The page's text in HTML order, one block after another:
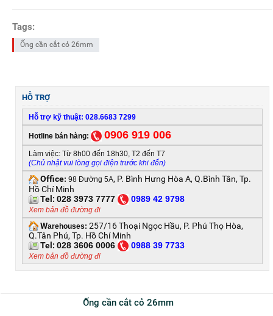
Tags:
Ống cần cắt cỏ 26mm
HỖ TRỢ
Hỗ trợ kỹ thuật: 028.6683 7299
Hotline bán hàng: 0906 919 006
Làm việc: Từ 8h00 đến 18h30, T2 đến T7
(Chủ nhật vui lòng gọi điện trước khi đến)
Office: 98 Đường 5A, P. Bình Hưng Hòa A, Q.Bình Tân, Tp.
Hồ Chí Minh
Tel: 028 3973 7777 0989 42 9798
Xem bản đồ đường đi
Warehouses: 257/16 Thoại Ngọc Hầu, P. Phú Thọ Hòa,
Q.Tân Phú, Tp. Hồ Chí Minh
Tel: 028 3606 0006 0988 39 7733
Xem bản đồ đường đi
Ống cần cắt cỏ 26mm